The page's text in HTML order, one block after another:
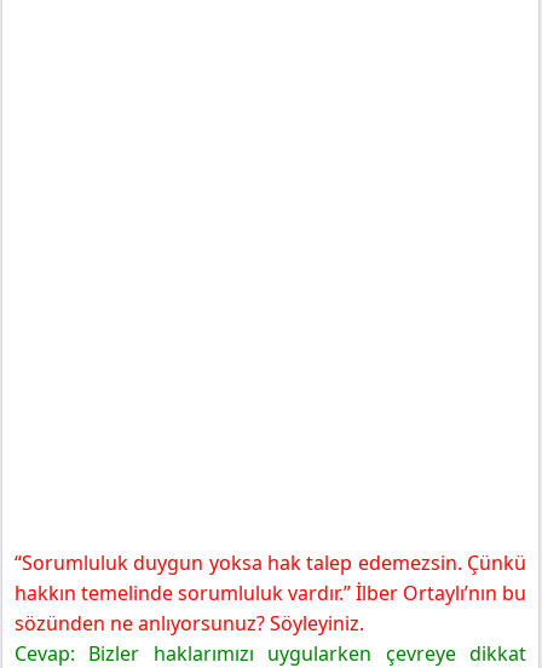
“Sorumluluk duygun yoksa hak talep edemezsin. Çünkü
hakkın temelinde sorumluluk vardır.” İlber Ortaylı’nın bu
sözünden ne anlıyorsunuz? Söyleyiniz.
Cevap: Bizler haklarımızı uygularken çevreye dikkat